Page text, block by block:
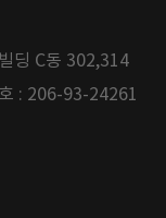
딩 C동 302,314
: 206-93-24261